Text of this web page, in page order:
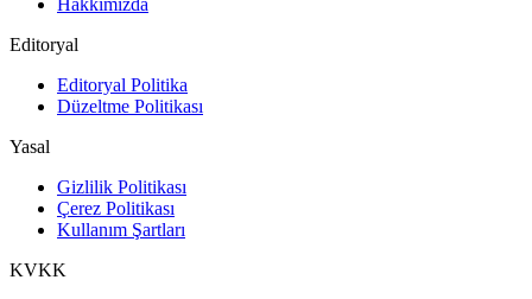
Hakkımızda
Editoryal
Editoryal Politika
Düzeltme Politikası
Yasal
Gizlilik Politikası
Çerez Politikası
Kullanım Şartları
KVKK